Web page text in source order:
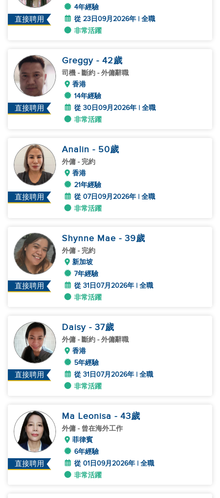
直接聘用
4年經驗
從 23日09月2026年 | 全職
非常活躍
直接聘用
Greggy - 42歲
司機 - 斷約 - 外傭辭職
香港
14年經驗
從 30日09月2026年 | 全職
非常活躍
直接聘用
Analin - 50歲
外傭 - 完約
香港
21年經驗
從 07日09月2026年 | 全職
非常活躍
直接聘用
Shynne Mae - 39歲
外傭 - 完約
新加坡
7年經驗
從 31日07月2026年 | 全職
非常活躍
直接聘用
Daisy - 37歲
外傭 - 斷約 - 外傭辭職
香港
5年經驗
從 31日07月2026年 | 全職
非常活躍
直接聘用
Ma Leonisa - 43歲
外傭 - 曾在海外工作
菲律賓
6年經驗
從 01日09月2026年 | 全職
非常活躍